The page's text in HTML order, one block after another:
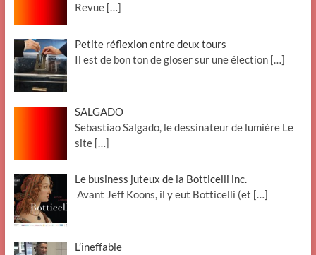
Revue […]
Petite réflexion entre deux tours
Il est de bon ton de gloser sur une élection […]
SALGADO
Sebastiao Salgado, le dessinateur de lumière Le
site […]
Le business juteux de la Botticelli inc.
Avant Jeff Koons, il y eut Botticelli (et […]
L’ineffable